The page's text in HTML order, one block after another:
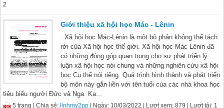
2
Giới thiệu xã hội học Mác - Lênin
: Xã hội học Mác-Lênin là một bộ phận không thể tách
rời của Xã hội học thế giới. Xã hội học Mác-Lênin đã
có những đóng góp quan trọng cho sự phát triển lý
luận xã hội học nói chung và những nghiên cứu xã hội
học Cụ thể nói riêng. Quá trình hình thành và phát triển
bộ môn này gắn liền với tên tuổi của các nhà khoa học
tiêu biểu người Đức và Nga. Ka...
5 trang | Chia sẻ: linhmy2pp | Ngày: 10/03/2022 | Lượt xem: 879 | Lượt tải: 1